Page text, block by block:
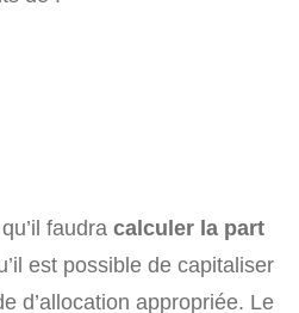
faudra calculer la part
est possible de capitaliser
d’allocation appropriée. Le